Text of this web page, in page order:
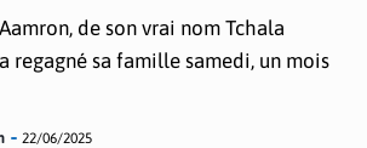
de son vrai nom Tchala
regagné sa famille samedi, un mois
22/06/2025